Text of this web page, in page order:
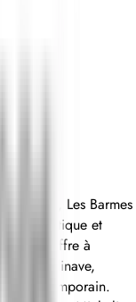
Les Barmes
authentique et
l'hôtel offre à
: Scandinave,
contemporain.